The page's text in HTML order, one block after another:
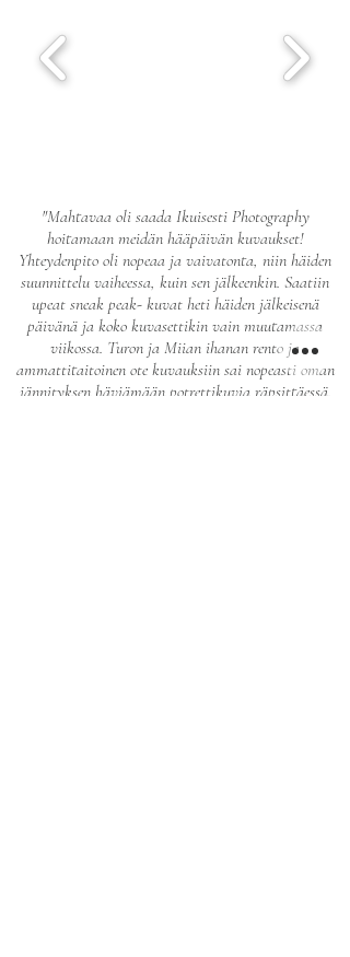
"Mahtavaa oli saada Ikuisesti Photography
hoitamaan meidän hääpäivän kuvaukset!
Yhteydenpito oli nopeaa ja vaivatonta, niin häiden
suunnittelu vaiheessa, kuin sen jälkeenkin. Saatiin
upeat sneak peak- kuvat heti häiden jälkeisenä
päivänä ja koko kuvasettikin vain muutamassa
viikossa. Turon ja Miian ihanan rento ja
ammattitaitoinen ote kuvauksiin sai nopeasti oman
jännityksen häviämään potrettikuvia räpsittäessä.